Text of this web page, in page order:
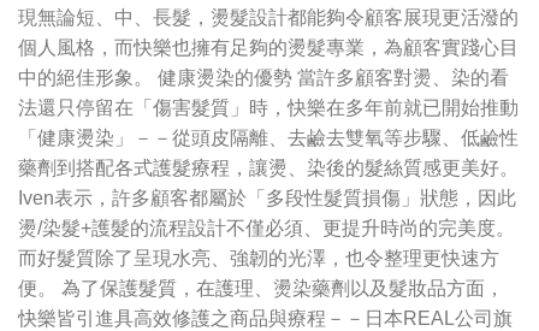
現無論短、中、長髮，燙髮設計都能夠令顧客展現更活潑的
個人風格，而快樂也擁有足夠的燙髮專業，為顧客實踐心目
中的絕佳形象。 健康燙染的優勢 當許多顧客對燙、染的看
法還只停留在「傷害髮質」時，快樂在多年前就已開始推動
「健康燙染」－－從頭皮隔離、去鹼去雙氧等步驟、低鹼性
藥劑到搭配各式護髮療程，讓燙、染後的髮絲質感更美好。
Iven表示，許多顧客都屬於「多段性髮質損傷」狀態，因此
燙/染髮+護髮的流程設計不僅必須、更提升時尚的完美度。
而好髮質除了呈現水亮、強韌的光澤，也令整理更快速方
便。 為了保護髮質，在護理、燙染藥劑以及髮妝品方面，
快樂皆引進具高效修護之商品與療程－－日本REAL公司旗